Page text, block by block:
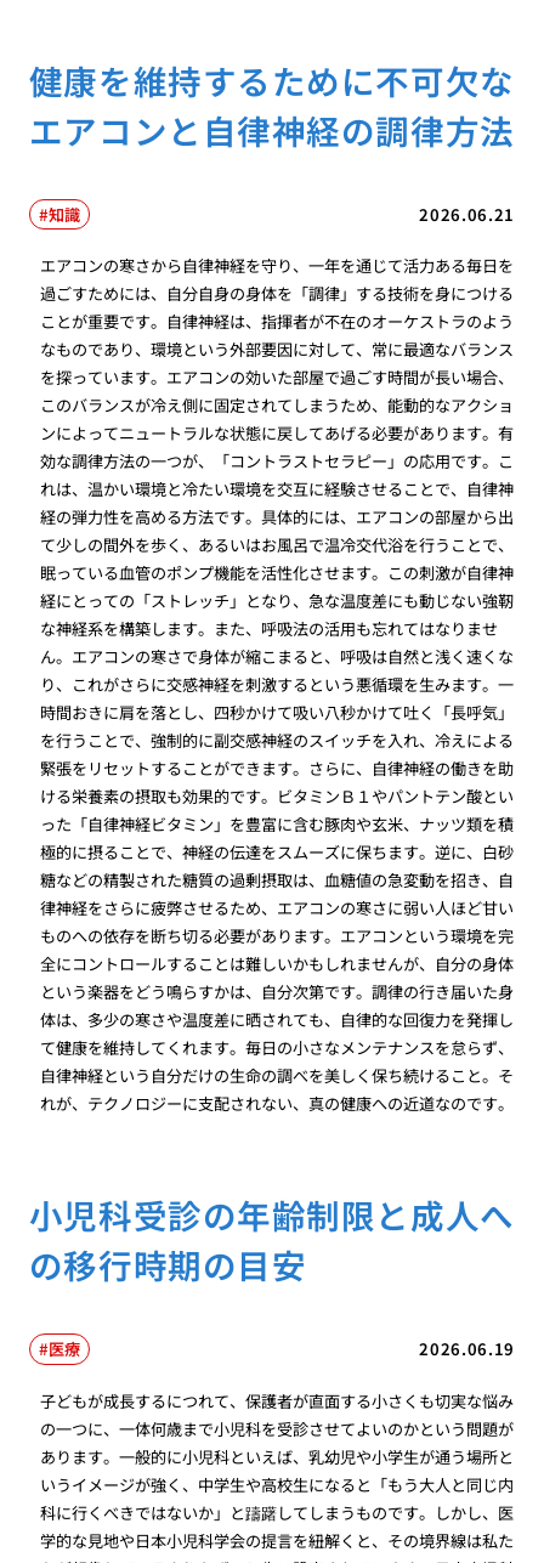
健康を維持するために不可欠な
エアコンと自律神経の調律方法
2026.06.21
知識
エアコンの寒さから自律神経を守り、一年を通じて活力ある毎日を
過ごすためには、自分自身の身体を「調律」する技術を身につける
ことが重要です。自律神経は、指揮者が不在のオーケストラのよう
なものであり、環境という外部要因に対して、常に最適なバランス
を探っています。エアコンの効いた部屋で過ごす時間が長い場合、
このバランスが冷え側に固定されてしまうため、能動的なアクショ
ンによってニュートラルな状態に戻してあげる必要があります。有
効な調律方法の一つが、「コントラストセラピー」の応用です。こ
れは、温かい環境と冷たい環境を交互に経験させることで、自律神
経の弾力性を高める方法です。具体的には、エアコンの部屋から出
て少しの間外を歩く、あるいはお風呂で温冷交代浴を行うことで、
眠っている血管のポンプ機能を活性化させます。この刺激が自律神
経にとっての「ストレッチ」となり、急な温度差にも動じない強靭
な神経系を構築します。また、呼吸法の活用も忘れてはなりませ
ん。エアコンの寒さで身体が縮こまると、呼吸は自然と浅く速くな
り、これがさらに交感神経を刺激するという悪循環を生みます。一
時間おきに肩を落とし、四秒かけて吸い八秒かけて吐く「長呼気」
を行うことで、強制的に副交感神経のスイッチを入れ、冷えによる
緊張をリセットすることができます。さらに、自律神経の働きを助
ける栄養素の摂取も効果的です。ビタミンＢ１やパントテン酸とい
った「自律神経ビタミン」を豊富に含む豚肉や玄米、ナッツ類を積
極的に摂ることで、神経の伝達をスムーズに保ちます。逆に、白砂
糖などの精製された糖質の過剰摂取は、血糖値の急変動を招き、自
律神経をさらに疲弊させるため、エアコンの寒さに弱い人ほど甘い
ものへの依存を断ち切る必要があります。エアコンという環境を完
全にコントロールすることは難しいかもしれませんが、自分の身体
という楽器をどう鳴らすかは、自分次第です。調律の行き届いた身
体は、多少の寒さや温度差に晒されても、自律的な回復力を発揮し
て健康を維持してくれます。毎日の小さなメンテナンスを怠らず、
自律神経という自分だけの生命の調べを美しく保ち続けること。そ
れが、テクノロジーに支配されない、真の健康への近道なのです。
小児科受診の年齢制限と成人へ
の移行時期の目安
2026.06.19
医療
子どもが成長するにつれて、保護者が直面する小さくも切実な悩み
の一つに、一体何歳まで小児科を受診させてよいのかという問題が
あります。一般的に小児科といえば、乳幼児や小学生が通う場所と
いうイメージが強く、中学生や高校生になると「もう大人と同じ内
科に行くべきではないか」と躊躇してしまうものです。しかし、医
学的な見地や日本小児科学会の提言を紐解くと、その境界線は私た